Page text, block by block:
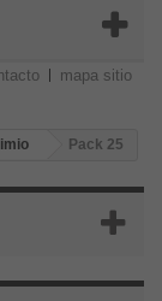
mapa sitio
Pack 25